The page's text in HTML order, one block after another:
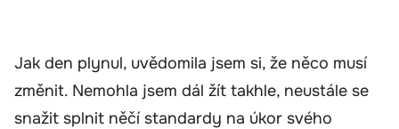
Jak den plynul, uvědomila jsem si, že něco musí
změnit. Nemohla jsem dál žít takhle, neustále se
snažit splnit něčí standardy na úkor svého